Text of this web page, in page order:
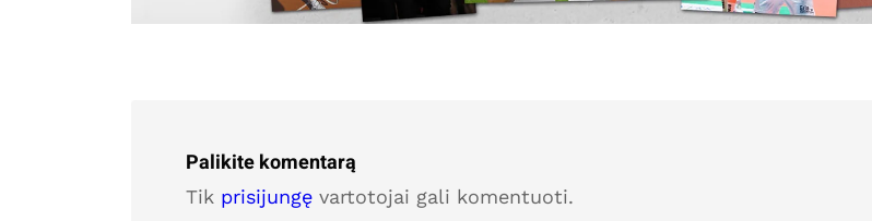
Palikite komentarą
Tik prisijungę vartotojai gali komentuoti.